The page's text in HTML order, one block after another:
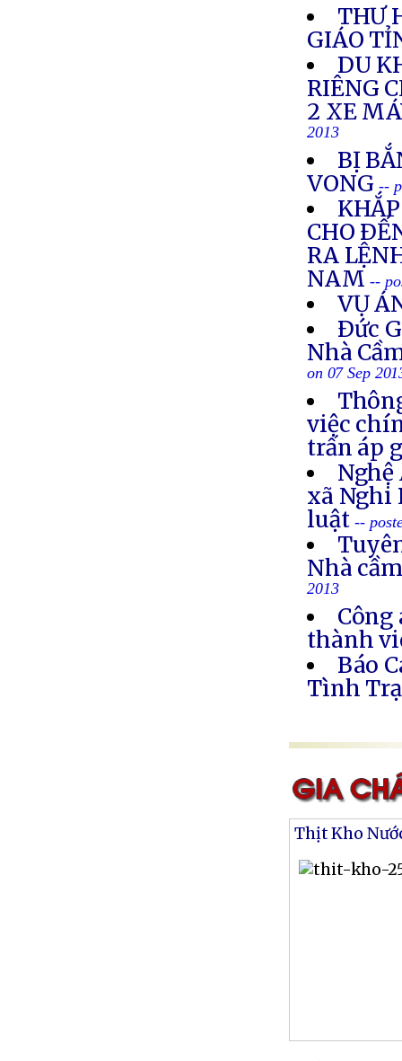
THƯ
GIÁO
DU
RIÊNG
2 XE
2013
BỊ
VONG --
CHO
RA
NAM--
VỤ
Ðức
Nhà
on 07 Sep
việc
trấn áp
Nghệ
xã Nghi
luật--
Nhà
2013
thành
Báo
Tình
Thịt Kho